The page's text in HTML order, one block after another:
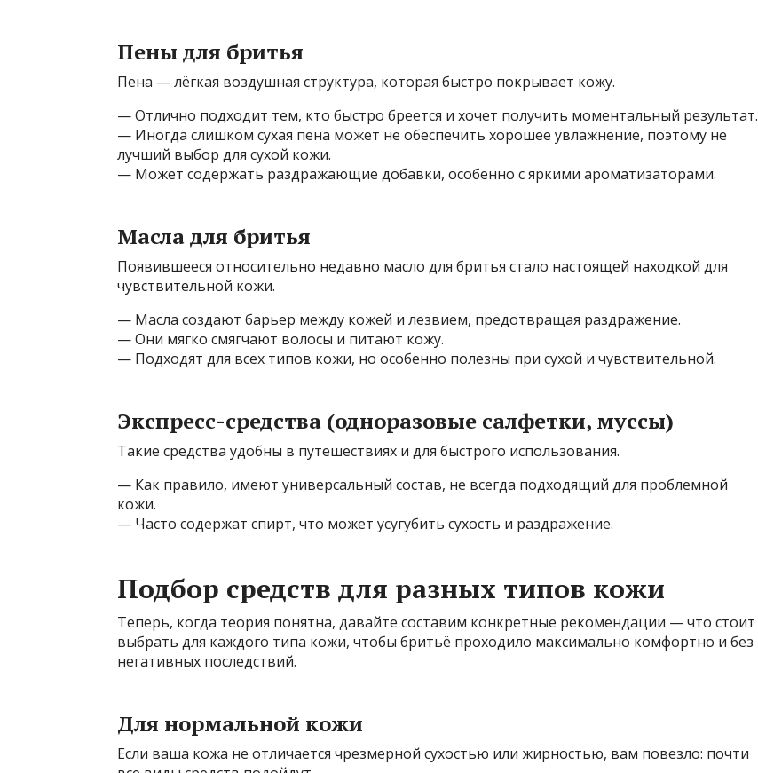
Пены для бритья
Пена — лёгкая воздушная структура, которая быстро покрывает кожу.
— Отлично подходит тем, кто быстро бреется и хочет получить моментальный результат.
— Иногда слишком сухая пена может не обеспечить хорошее увлажнение, поэтому не
лучший выбор для сухой кожи.
— Может содержать раздражающие добавки, особенно с яркими ароматизаторами.
Масла для бритья
Появившееся относительно недавно масло для бритья стало настоящей находкой для
чувствительной кожи.
— Масла создают барьер между кожей и лезвием, предотвращая раздражение.
— Они мягко смягчают волосы и питают кожу.
— Подходят для всех типов кожи, но особенно полезны при сухой и чувствительной.
Экспресс-средства (одноразовые салфетки, муссы)
Такие средства удобны в путешествиях и для быстрого использования.
— Как правило, имеют универсальный состав, не всегда подходящий для проблемной
кожи.
— Часто содержат спирт, что может усугубить сухость и раздражение.
Подбор средств для разных типов кожи
Теперь, когда теория понятна, давайте составим конкретные рекомендации — что стоит
выбрать для каждого типа кожи, чтобы бритьё проходило максимально комфортно и без
негативных последствий.
Для нормальной кожи
Если ваша кожа не отличается чрезмерной сухостью или жирностью, вам повезло: почти